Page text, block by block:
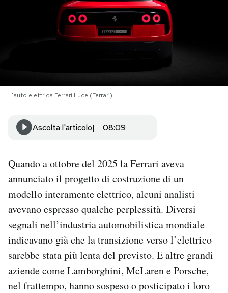
I MIEI PREFERITI
SHOP
CALENDARIO
AREA PERSONALE
Area Personale
Newsletter
Notifiche mobile
Regala il Post
Hai bisogno di aiuto?
Esci
L'auto elettrica Ferrari Luce (Ferrari)
Ascolta l'articolo 08:09
Quando a ottobre del 2025 la Ferrari aveva
annunciato il progetto di costruzione di un
modello interamente elettrico, alcuni analisti
avevano espresso qualche perplessità. Diversi
segnali nell’industria automobilistica mondiale
indicavano già che la transizione verso l’elettrico
sarebbe stata più lenta del previsto. E altre grandi
aziende come Lamborghini, McLaren e Porsche,
nel frattempo, hanno sospeso o posticipato i loro